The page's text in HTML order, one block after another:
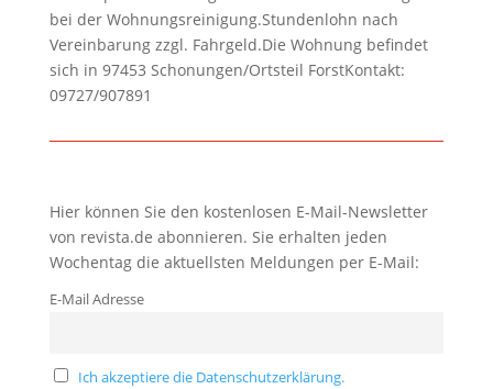
bei der Wohnungsreinigung.Stundenlohn nach
Vereinbarung zzgl. Fahrgeld.Die Wohnung befindet
sich in 97453 Schonungen/Ortsteil ForstKontakt:
09727/907891
Hier können Sie den kostenlosen E-Mail-Newsletter
von revista.de abonnieren. Sie erhalten jeden
Wochentag die aktuellsten Meldungen per E-Mail:
E-Mail Adresse
Ich akzeptiere die Datenschutzerklärung.